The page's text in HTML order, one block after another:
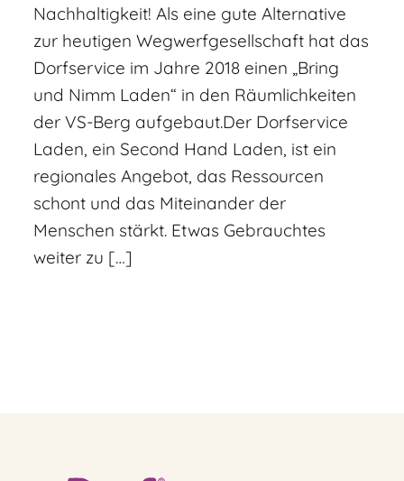
Nachhaltigkeit! Als eine gute Alternative
zur heutigen Wegwerfgesellschaft hat das
Dorfservice im Jahre 2018 einen „Bring
und Nimm Laden“ in den Räumlichkeiten
der VS-Berg aufgebaut.Der Dorfservice
Laden, ein Second Hand Laden, ist ein
regionales Angebot, das Ressourcen
schont und das Miteinander der
Menschen stärkt. Etwas Gebrauchtes
weiter zu […]